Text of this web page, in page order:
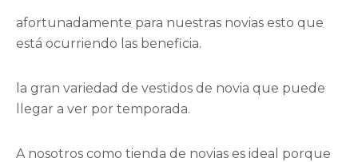
afortunadamente para nuestras novias esto que
está ocurriendo las beneficia.
la gran variedad de vestidos de novia que puede
llegar a ver por temporada.
A nosotros como tienda de novias es ideal porque